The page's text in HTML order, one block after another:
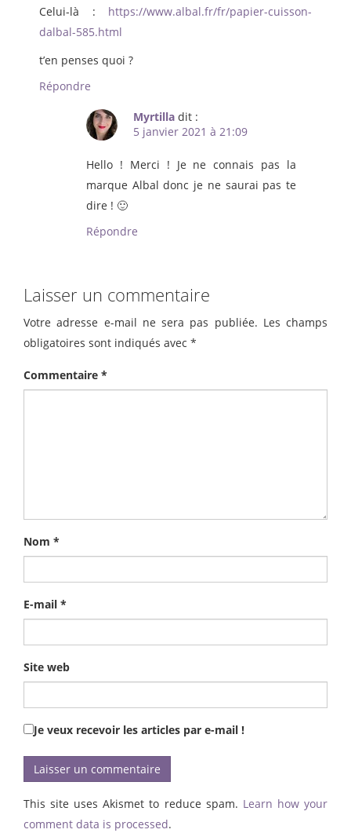
Celui-là : https://www.albal.fr/fr/papier-cuisson-
dalbal-585.html
t’en penses quoi ?
Répondre
Myrtilla dit :
5 janvier 2021 à 21:09
Hello ! Merci ! Je ne connais pas la
marque Albal donc je ne saurai pas te
dire ! 🙂
Répondre
Laisser un commentaire
Votre adresse e-mail ne sera pas publiée. Les champs
obligatoires sont indiqués avec *
Commentaire *
Nom *
E-mail *
Site web
Je veux recevoir les articles par e-mail !
This site uses Akismet to reduce spam. Learn how your
comment data is processed.